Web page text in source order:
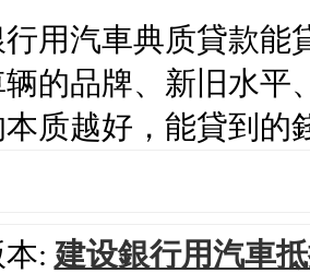
用汽車典质貸款能
的品牌、新旧水平
质越好，能貸到的
: 建设銀行用汽車